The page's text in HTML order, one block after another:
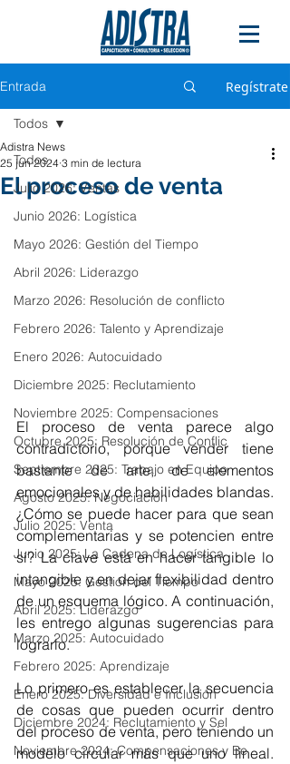
Entrada Regístrate
Todos
Julio 2026: Ventas
Junio 2026: Logística
Mayo 2026: Gestión del Tiempo
Abril 2026: Liderazgo
Marzo 2026: Resolución de conflicto
Febrero 2026: Talento y Aprendizaje
Enero 2026: Autocuidado
Diciembre 2025: Reclutamiento
Noviembre 2025: Compensaciones
Octubre 2025: Resolución de Conflic
Septiembre 2025: Trabajo en Equipo
Agosto 2025: Negociación
Julio 2025: Venta
Junio 2025: La Cadena de Logística
Mayo 2025: Gestión del Tiempo
Abril 2025: Liderazgo
Marzo 2025: Autocuidado
Febrero 2025: Aprendizaje
Enero 2025: Diversidad e Inclusión
Diciembre 2024: Reclutamiento y Sel
Noviembre 2024: Compensaciones y Be
Todos
El proceso de venta
Adistra News
25 jun 2024 3 min de lectura
El proceso de venta parece algo
contradictorio, porque vender tiene
bastante de arte, de elementos
emocionales y de habilidades blandas.
¿Cómo se puede hacer para que sean
complementarias y se potencien entre
sí? La clave está en hacer tangible lo
intangible y en dejar flexibilidad dentro
de un esquema lógico. A continuación,
les entrego algunas sugerencias para
lograrlo.
Lo primero es establecer la secuencia
de cosas que pueden ocurrir dentro
del proceso de venta, pero teniendo un
modelo circular más que uno lineal.